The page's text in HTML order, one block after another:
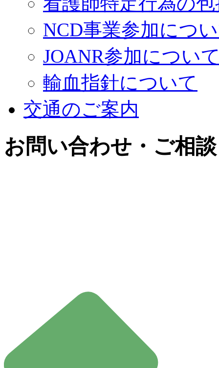
NCD事業参加につ
JOANR参加につい
輸血指針について
交通のご案内
お問い合わせ・ご相談